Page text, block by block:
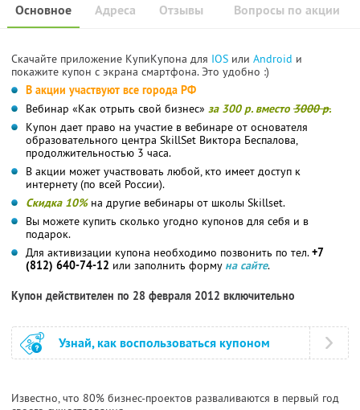
Основное Отзывы Вопросы по акции
Адреса
Скачайте приложение КупиКупона для IOS или Android и
покажите купон с экрана смартфона. Это удобно :)
В акции участвуют все города РФ
Вебинар «Как отрыть свой бизнес» за 300 р. вместо 3000 р.
Купон дает право на участие в вебинаре от основателя
образовательного центра SkillSet Виктора Беспалова,
продолжительностью 3 часа.
В акции может участвовать любой, кто имеет доступ к
интернету (по всей России).
Скидка 10% на другие вебинары от школы Skillset.
Вы можете купить сколько угодно купонов для себя и в
подарок.
Для активизации купона необходимо позвонить по тел.+7
(812) 640-74-12 или заполнить форму на сайте.
Купон действителен по 28 февраля 2012 включительно
Узнай, как воспользоваться купоном
Известно, что 80% бизнес-проектов разваливаются в первый год